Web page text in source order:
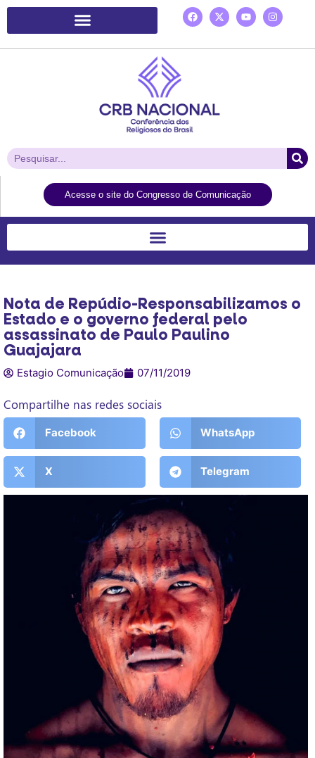
Acesse o site do Congresso de Comunicação
Nota de Repúdio-Responsabilizamos o
Estado e o governo federal pelo
assassinato de Paulo Paulino
Guajajara
Estagio Comunicação 07/11/2019
Compartilhe nas redes sociais
Facebook WhatsApp
X Telegram